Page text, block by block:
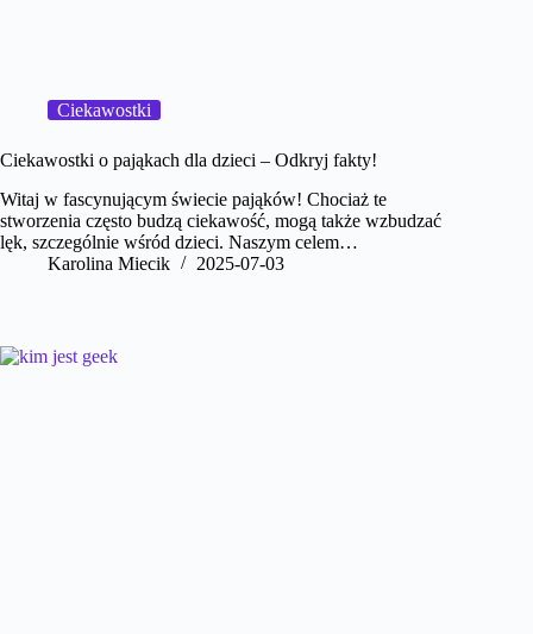
Ciekawostki
Ciekawostki o pająkach dla dzieci – Odkryj fakty!
Witaj w fascynującym świecie pająków! Chociaż te
stworzenia często budzą ciekawość, mogą także wzbudzać
lęk, szczególnie wśród dzieci. Naszym celem…
Karolina Miecik
2025-07-03